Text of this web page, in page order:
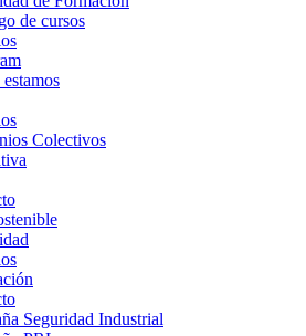
de cursos
Colectivos
Seguridad Industrial